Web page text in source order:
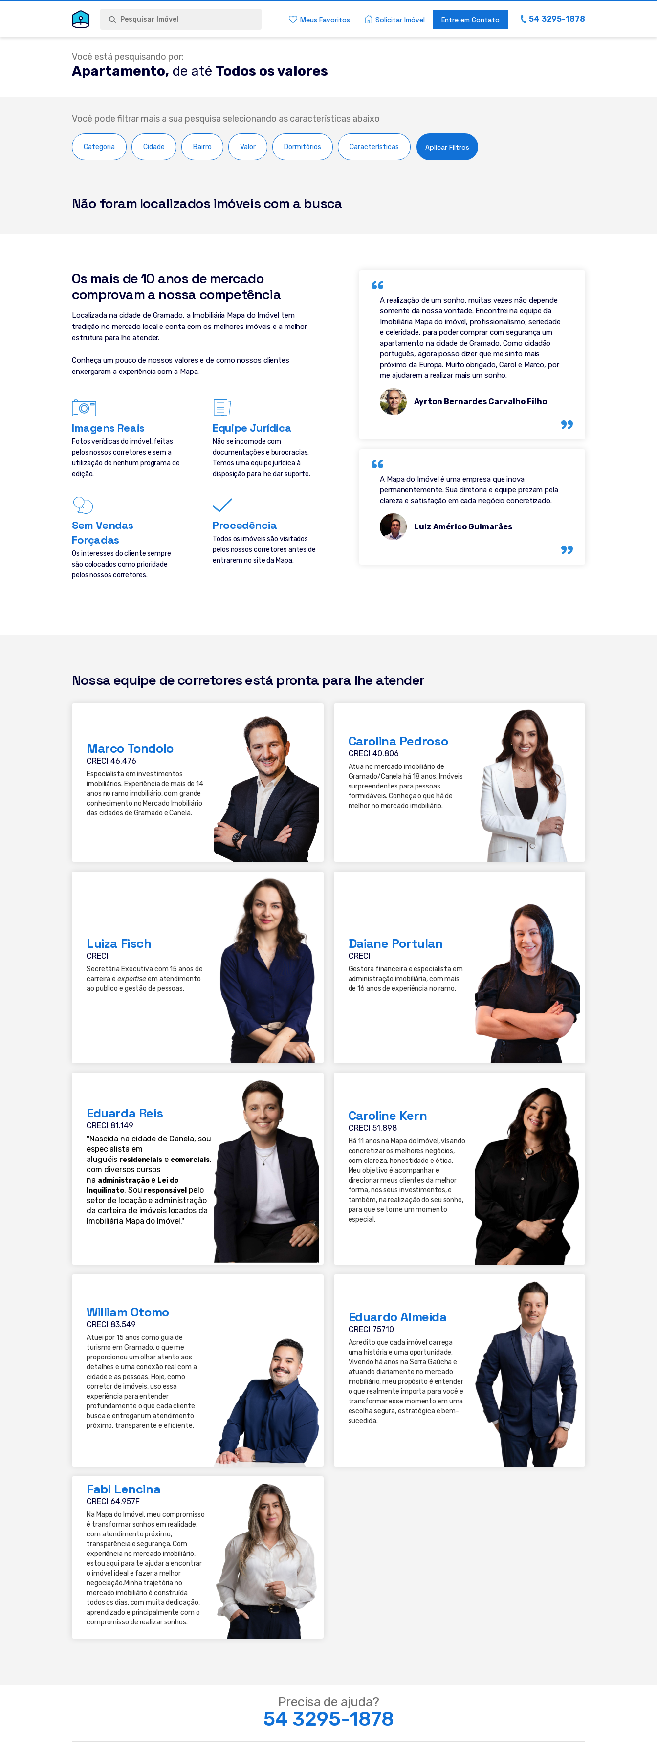
Pesquisar Imóvel Meus Favoritos Solicitar Imóvel Entre em Contato 54 3295-1878
Você está pesquisando por:
Apartamento, de até Todos os valores
Você pode filtrar mais a sua pesquisa selecionando as características abaixo
Categoria Cidade Bairro Valor Dormitórios Características Aplicar Filtros
Não foram localizados imóveis com a busca
Os mais de 10 anos de mercado
comprovam a nossa competência
Localizada na cidade de Gramado, a Imobiliária Mapa do Imóvel tem
tradição no mercado local e conta com os melhores imóveis e a melhor
estrutura para lhe atender.
Conheça um pouco de nossos valores e de como nossos clientes
enxergaram a experiência com a Mapa.
Imagens Reais
Fotos verídicas do imóvel, feitas
pelos nossos corretores e sem a
utilização de nenhum programa de
edição.
Equipe Jurídica
Não se incomode com
documentações e burocracias.
Temos uma equipe jurídica à
disposição para lhe dar suporte.
Sem Vendas
Forçadas
Os interesses do cliente sempre
são colocados como prioridade
pelos nossos corretores.
Procedência
Todos os imóveis são visitados
pelos nossos corretores antes de
entrarem no site da Mapa.
A realização de um sonho, muitas vezes não depende
somente da nossa vontade. Encontrei na equipe da
Imobiliária Mapa do imóvel, profissionalismo, seriedade
e celeridade, para poder comprar com segurança um
apartamento na cidade de Gramado. Como cidadão
português, agora posso dizer que me sinto mais
próximo da Europa. Muito obrigado, Carol e Marco, por
me ajudarem a realizar mais um sonho.
Ayrton Bernardes Carvalho Filho
A Mapa do Imóvel é uma empresa que inova
permanentemente. Sua diretoria e equipe prezam pela
clareza e satisfação em cada negócio concretizado.
Luiz Américo Guimarães
Nossa equipe de corretores está pronta para lhe atender
Marco Tondolo
CRECI 46.476
Especialista em investimentos
imobiliários. Experiência de mais de 14
anos no ramo imobiliário, com grande
conhecimento no Mercado Imobiliário
das cidades de Gramado e Canela.
Carolina Pedroso
CRECI 40.806
Atua no mercado imobiliário de
Gramado/Canela há 18 anos. Imóveis
surpreendentes para pessoas
formidáveis. Conheça o que há de
melhor no mercado imobiliário.
Luiza Fisch
CRECI
Secretária Executiva com 15 anos de
carreira e expertiseem atendimento
ao publico e gestão de pessoas.
Daiane Portulan
CRECI
Gestora financeira e especialista em
administração imobiliária, com mais
de 16 anos de experiência no ramo.
Eduarda Reis
CRECI 81.149
"Nascida na cidade de Canela, sou
especialista em
aluguéis residenciaise comerciais,
com diversos cursos
na administraçãoe Lei do
Inquilinato. Sou responsável pelo
setor de locação e administração
da carteira de imóveis locados da
Imobiliária Mapa do Imóvel."
Caroline Kern
CRECI 51.898
Há 11 anos na Mapa do Imóvel, visando
concretizar os melhores negócios,
com clareza, honestidade e ética.
Meu objetivo é acompanhar e
direcionar meus clientes da melhor
forma, nos seus investimentos, e
também, na realização do seu sonho,
para que se torne um momento
especial.
William Otomo
CRECI 83.549
Atuei por 15 anos como guia de
turismo em Gramado, o que me
proporcionou um olhar atento aos
detalhes e uma conexão real com a
cidade e as pessoas. Hoje, como
corretor de imóveis, uso essa
experiência para entender
profundamente o que cada cliente
busca e entregar um atendimento
próximo, transparente e eficiente.
Eduardo Almeida
CRECI 75710
Acredito que cada imóvel carrega
uma história e uma oportunidade.
Vivendo há anos na Serra Gaúcha e
atuando diariamente no mercado
imobiliário, meu propósito é entender
o que realmente importa para você e
transformar esse momento em uma
escolha segura, estratégica e bem-
sucedida.
Fabi Lencina
CRECI 64.957F
Na Mapa do Imóvel, meu compromisso
é transformar sonhos em realidade,
com atendimento próximo,
transparência e segurança. Com
experiência no mercado imobiliário,
estou aqui para te ajudar a encontrar
o imóvel ideal e fazer a melhor
negociação.Minha trajetória no
mercado imobiliário é construída
todos os dias, com muita dedicação,
aprendizado e principalmente com o
compromisso de realizar sonhos.
Precisa de ajuda?
54 3295-1878